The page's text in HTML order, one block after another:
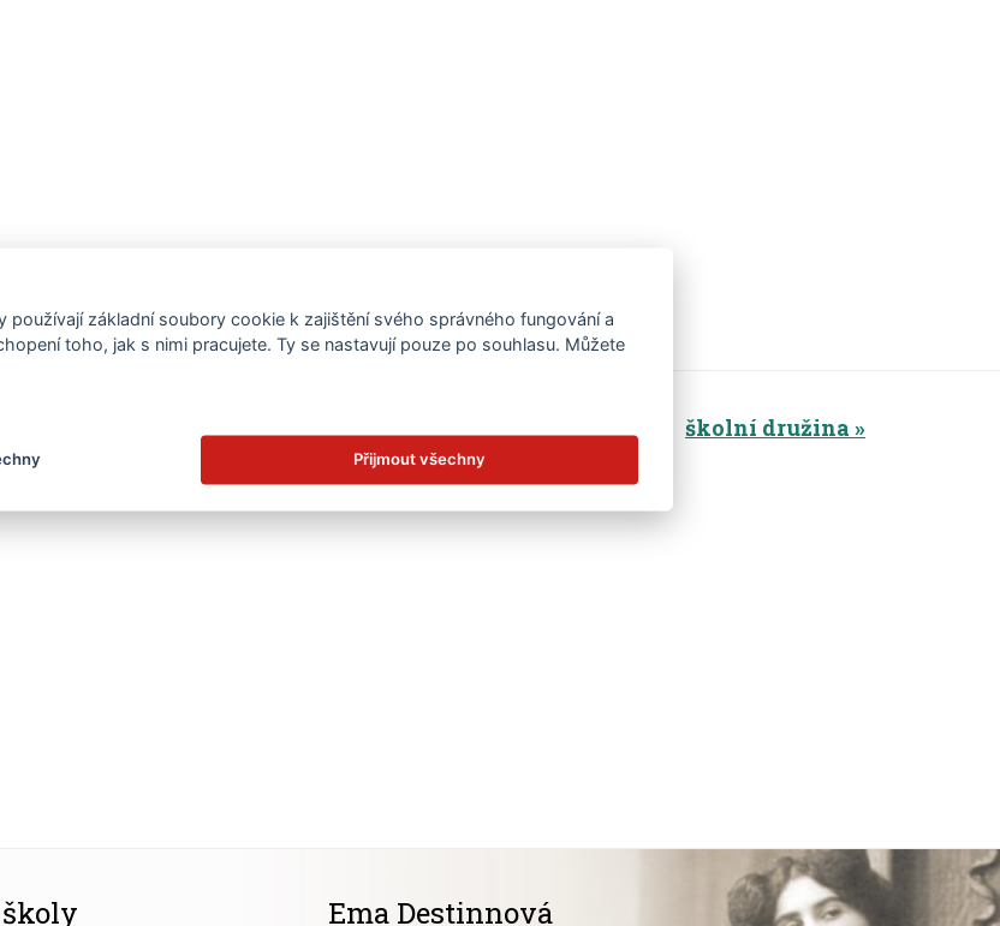
vše základní škola mateřská škola školní družina
Ema Destinnová
používají základní soubory cookie k zajištění svého správného fungování a
toho, jak s nimi pracujete. Ty se nastavují pouze po souhlasu. Můžete
Přijmout všechny